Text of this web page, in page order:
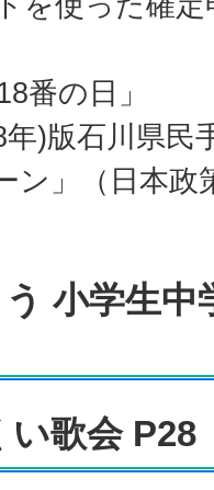
番の日」
)版石川県民
ン」（日本
小学生中
い歌会 P28